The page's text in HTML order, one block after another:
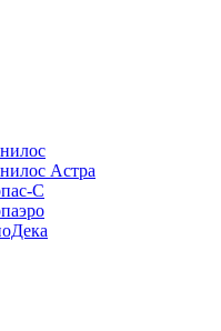
Астра
С